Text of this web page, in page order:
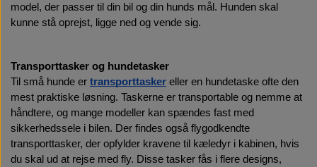
model, der passer til din bil og din hunds mål. Hunden skal
kunne stå oprejst, ligge ned og vende sig.
Transporttasker og hundetasker
Til små hunde er transporttasker eller en hundetaske ofte den
mest praktiske løsning. Taskerne er transportable og nemme at
håndtere, og mange modeller kan spændes fast med
sikkerhedssele i bilen. Der findes også flygodkendte
transporttasker, der opfylder kravene til kæledyr i kabinen, hvis
du skal ud at rejse med fly. Disse tasker fås i flere designs,